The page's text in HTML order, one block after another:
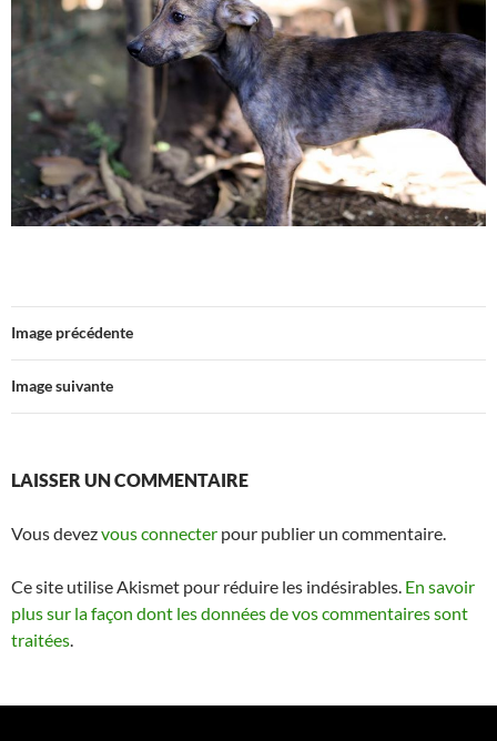
Image précédente
Image suivante
LAISSER UN COMMENTAIRE
Vous devezvous connecter pour publier un commentaire.
Ce site utilise Akismet pour réduire les indésirables. En savoir
plus sur la façon dont les données de vos commentaires sont
traitées.